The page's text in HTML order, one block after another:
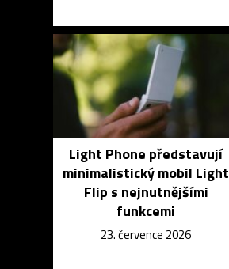
Light Phone představují
minimalistický mobil Light
Flip s nejnutnějšími
funkcemi
23. července 2026